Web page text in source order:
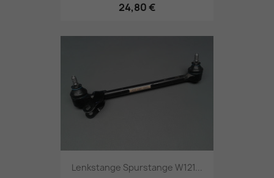
24,80 €
Lenkstange Spurstange W121...